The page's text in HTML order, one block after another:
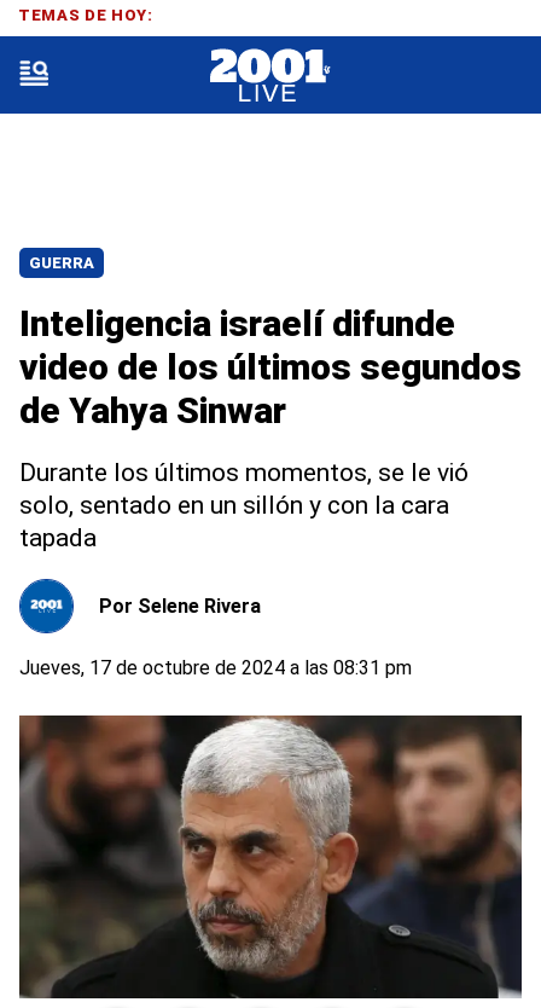
GUERRA
Inteligencia israelí difunde
video de los últimos segundos
de Yahya Sinwar
Durante los últimos momentos, se le vió
solo, sentado en un sillón y con la cara
tapada
Por Selene Rivera
Jueves, 17 de octubre de 2024 a las 08:31 pm
TEMAS DE HOY: